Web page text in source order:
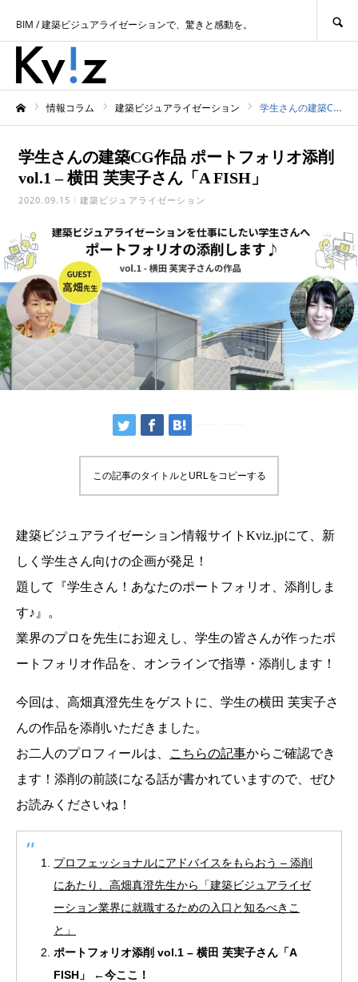
BIM / 建築ビジュアライゼーションで、驚きと感動を。
情報コラム 建築ビジュアライゼーション 学生さんの建築CG作品 ポートフォリオ添削 vol.1 – 横田 芙実子さん「A FISH」
学生さんの建築CG作品 ポートフォリオ添削
vol.1 – 横田 芙実子さん「A FISH」
2020.09.15 建築ビジュアライゼーション
この記事のタイトルとURLをコピーする
建築ビジュアライゼーション情報サイトKviz.jpにて、新
しく学生さん向けの企画が発足！
題して『学生さん！あなたのポートフォリオ、添削しま
す♪』。
業界のプロを先生にお迎えし、学生の皆さんが作ったポ
ートフォリオ作品を、オンラインで指導・添削します！
今回は、高畑真澄先生をゲストに、学生の横田 芙実子さ
んの作品を添削いただきました。
お二人のプロフィールは、
こちらの記事からご確認でき
ます！添削の前談になる話が書かれていますので、ぜひ
お読みくださいね！
プロフェッショナルにアドバイスをもらおう – 添削
にあたり、高畑真澄先生から「建築ビジュアライゼ
ーション業界に就職するための入口と知るべきこ
と」
ポートフォリオ添削 vol.1 – 横田 芙実子さん「A
FISH」 ←今ここ！